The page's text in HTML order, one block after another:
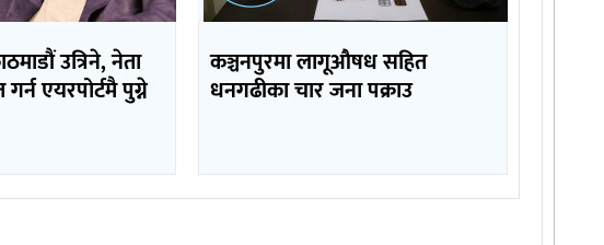
उत्रिने, नेता
एयरपोर्टमै पुग्ने
कञ्चनपुरमा लागूऔषध सहित
धनगढीका चार जना पक्राउ